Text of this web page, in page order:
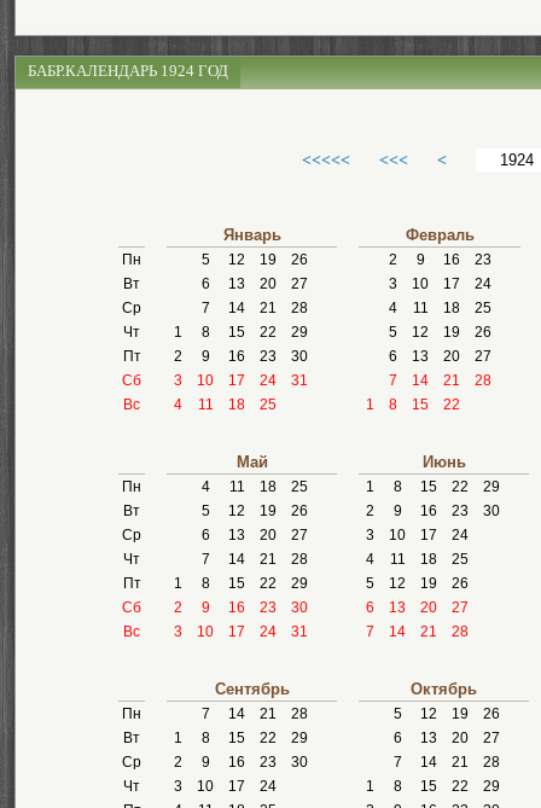
БАБР.КАЛЕНДАРЬ 1924 ГОД
<<<<< <<< <
Пн
Вт
Ср
Чт
Пт
Сб
Вс
Январь
5 12 19
26
6
13 20
27
7
14 21
28
1
8 15 22
29
2
9 16 23
30
3
10 17 24
31
4
11 18 25
Февраль
2 9 16
23
3
10 17
24
4
11 18
25
5
12 19
26
6
13 20
27
7
14 21
28
1
8 15 22
Пн
Вт
Ср
Чт
Пт
Сб
Вс
Май
4 11 18
25
5
12 19
26
6
13 20
27
7
14 21
28
1
8 15 22
29
2
9 16 23
30
3
10 17 24 31
Июнь
1 8 15 22
29
2
9 16 23
30
3
10 17
24
4
11 18
25
5
12 19
26
6
13 20
27
7
14 21 28
Пн
Вт
Ср
Чт
Сентябрь
7 14 21
28
1
8 15 22
29
2
9 16 23
30
3
10 17
24
Октябрь
5 12 19
26
6
13 20
27
7
14 21
28
1
8 15 22
29